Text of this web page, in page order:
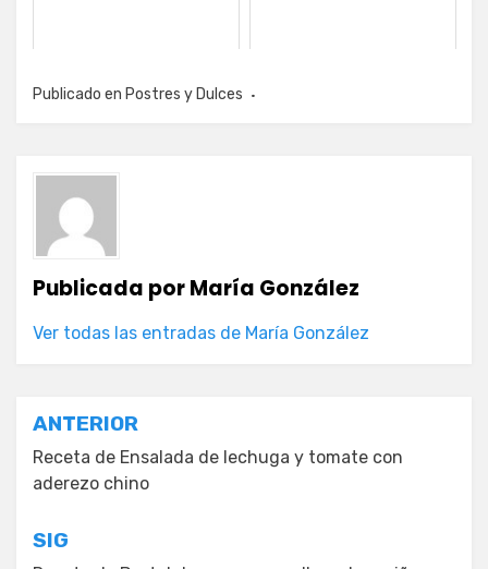
Publicado en Postres y Dulces
Publicada porMaría González
Ver todas las entradas de María González
Navegación
de
entradas
ANTERIOR
Receta de Ensalada de lechuga y tomate con
aderezo chino
SIG